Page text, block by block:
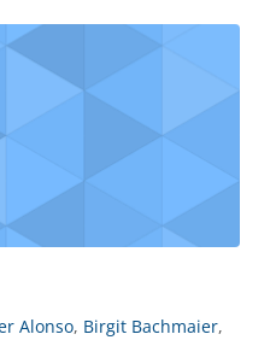
Alonso, Birgit Bachmaier,